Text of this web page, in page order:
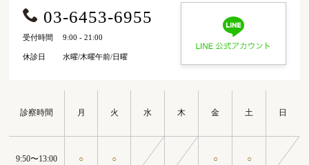
診察時間 月 火 水 木 金 土 日
9:50〜13:00 ○ ○ ○ ○
03-6453-6955
受付時間 9:00 - 21:00
休診日 水曜/木曜午前/日曜